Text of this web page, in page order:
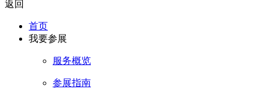
返回
首页
我要参展
服务概览
参展指南